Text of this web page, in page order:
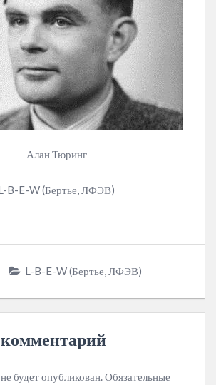
Алан Тюринг
B-E-W (Бертье, ЛФЭВ)
L-B-E-W (Бертье, ЛФЭВ)
будет опубликован. Обязательные